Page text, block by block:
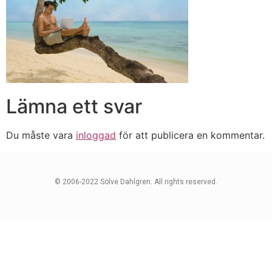
Lämna ett svar
Du måste vara inloggad för att publicera en kommentar.
© 2006-2022 Sölve Dahlgren. All rights reserved.